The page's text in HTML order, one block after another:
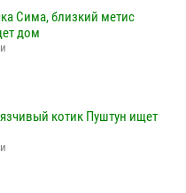
Сима, близкий метис
дом
котик Пуштун ищет